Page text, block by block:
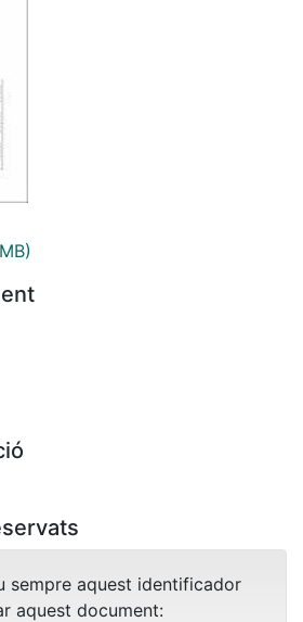
sempre aquest identificador
aquest document: